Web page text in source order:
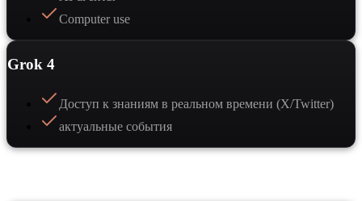
Computer use
Grok 4
Доступ к знаниям в реальном времени (X/Twitter)
актуальные события